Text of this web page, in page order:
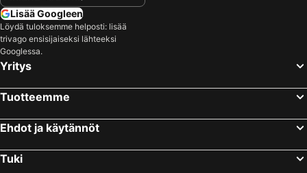
Lisää Googleen
Löydä tuloksemme helposti: lisää
trivago ensisijaiseksi lähteeksi
Googlessa.
Yritys
Tuotteemme
Ehdot ja käytännöt
Tuki